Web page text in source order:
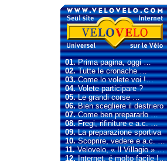
01.Prima pagina, oggi …
02.Tutte le cronache …
03.Come lo volete voi !…
04.Volete participare ?
05.Le grandi corse …
06.Bien scegliere il destriero
07.Come ben prepararlo …
08.Fregi, rifiniture e a.c. …
09.La preparazione sportiva
10.Scoprire, vedere e a.c. …
11.Velovelo, « Il Villagio » …
12.Internet, é molto facile !…